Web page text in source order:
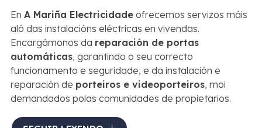
En A Mariña Electricidadeofrecemos servizos máis
aló das instalacións eléctricas en vivendas.
Encargámonos da reparación de portas
automáticas, garantindo o seu correcto
funcionamento e seguridade, e da instalación e
reparación de porteiros e videoporteiros, moi
demandados polas comunidades de propietarios.
Tamén deseñamos e instalamos